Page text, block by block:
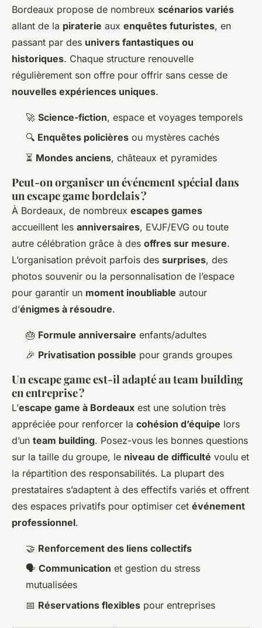
Bordeaux propose de nombreux scénarios variés
allant de la piraterie aux enquêtes futuristes, en
passant par des univers fantastiques ou
historiques. Chaque structure renouvelle
régulièrement son offre pour offrir sans cesse de
nouvelles expériences uniques.
🚀 Science-fiction, espace et voyages temporels
🔍 Enquêtes policières ou mystères cachés
⏳ Mondes anciens, châteaux et pyramides
Peut-on organiser un événement spécial dans
un escape game bordelais ?
À Bordeaux, de nombreux escapes games
accueillent les anniversaires, EVJF/EVG ou toute
autre célébration grâce à des offres sur mesure.
L’organisation prévoit parfois des surprises, des
photos souvenir ou la personnalisation de l’espace
pour garantir un moment inoubliable autour
d’énigmes à résoudre.
🎂 Formule anniversaire enfants/adultes
🎉 Privatisation possible pour grands groupes
Un escape game est-il adapté au team building
en entreprise ?
L’escape game à Bordeaux est une solution très
appréciée pour renforcer la cohésion d’équipe lors
d’un team building. Posez-vous les bonnes questions
sur la taille du groupe, le niveau de difficulté voulu et
la répartition des responsabilités. La plupart des
prestataires s’adaptent à des effectifs variés et offrent
des espaces privatifs pour optimiser cet événement
professionnel.
🤝 Renforcement des liens collectifs
🗣️ Communication et gestion du stress
mutualisées
📅 Réservations flexibles pour entreprises